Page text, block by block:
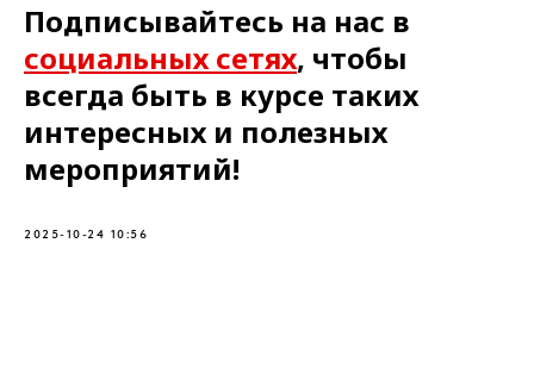
Подписывайтесь на нас в
социальных сетях, чтобы
всегда быть в курсе таких
интересных и полезных
мероприятий!
2025-10-24 10:56